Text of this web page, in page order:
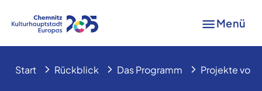
Menü
Start Rückblick Das Programm Projekte von